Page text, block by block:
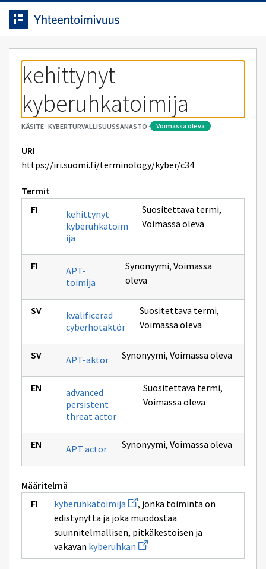
Siirrytty
sivulle
Siirry suoraan sisältöön.
kehittynyt
kyberuhkatoimija
KÄSITE· KYBERTURVALLISUUSSANASTO · voimassa oleva
URI
https://iri.suomi.fi/terminology/kyber/c34
Termit
kehittynyt
kyberuhkatoim
ija
Suositettava termi,
Voimassa oleva
APT-
toimija
Synonyymi, Voimassa
oleva
kvalificerad
cyberhotaktör
Suositettava termi,
Voimassa oleva
APT-aktör Synonyymi, Voimassa oleva
advanced
persistent
threat actor
Suositettava termi,
Voimassa oleva
APT actor Synonyymi, Voimassa oleva
Määritelmä
kyberuhkatoimija Avaa
uuden
ikkunan
sivulle
kyberuhkatoimija
, jonka toiminta on
edistynyttä ja joka muodostaa
suunnitelmallisen, pitkäkestoisen ja
vakavan kyberuhkan Avaa
uuden
ikkunan